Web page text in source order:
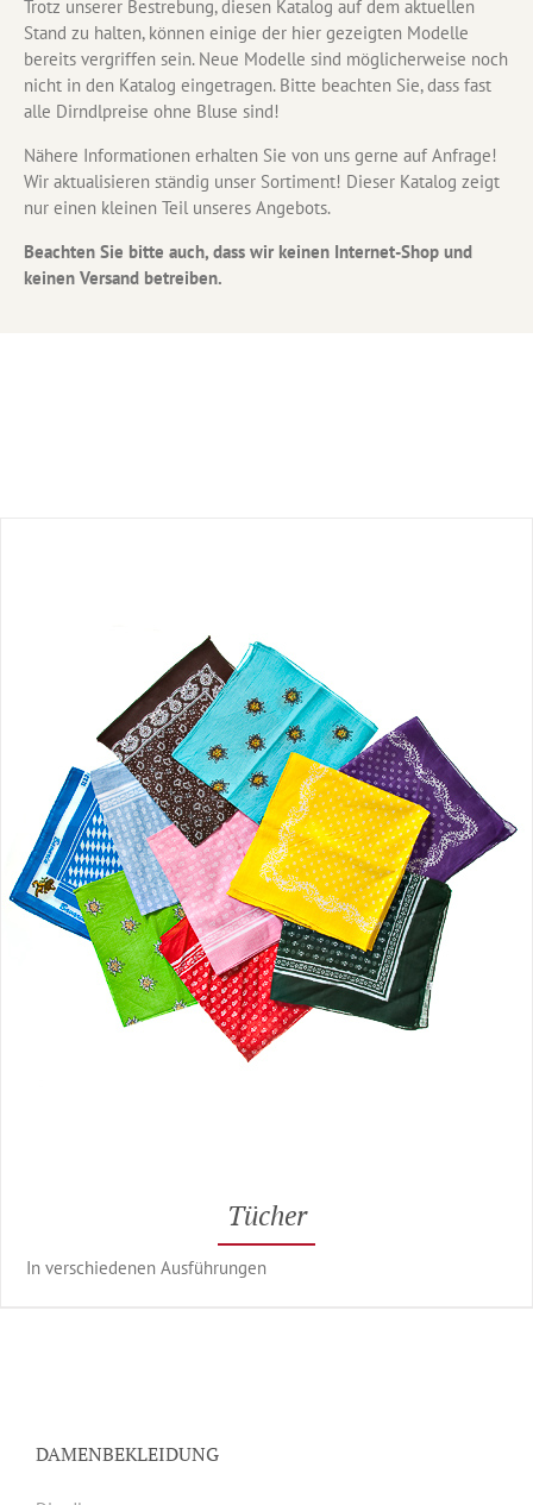
Tücher
In verschiedenen Ausführungen
Trotz unserer Bestrebung, diesen Katalog auf dem aktuellen
Stand zu halten, können einige der hier gezeigten Modelle
bereits vergriffen sein. Neue Modelle sind möglicherweise noch
nicht in den Katalog eingetragen. Bitte beachten Sie, dass fast
alle Dirndlpreise ohne Bluse sind!
Nähere Informationen erhalten Sie von uns gerne auf Anfrage!
Wir aktualisieren ständig unser Sortiment! Dieser Katalog zeigt
nur einen kleinen Teil unseres Angebots.
Beachten Sie bitte auch, dass wir keinen Internet-Shop und
keinen Versand betreiben.
DAMENBEKLEIDUNG